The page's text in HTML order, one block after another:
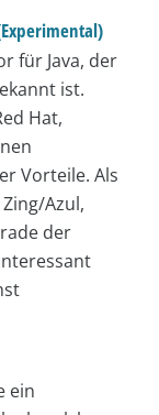
für Java, der
ist.
Hat,
Vorteile. Als
Azul,
der
ein